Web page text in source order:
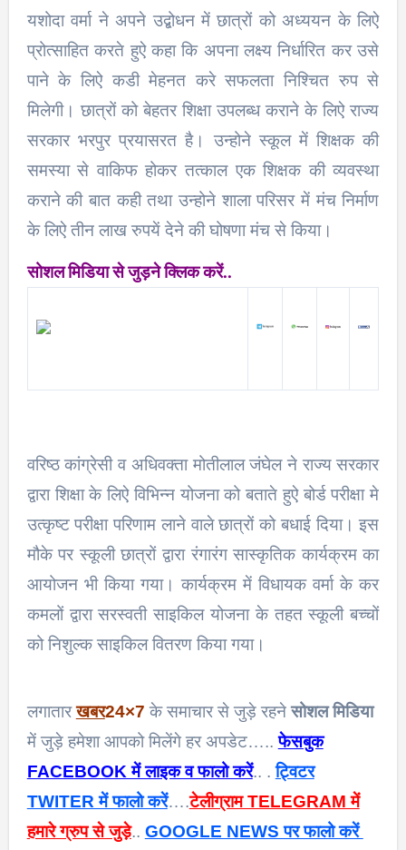
यशोदा वर्मा ने अपने उद्बोधन में छात्रों को अध्ययन के लिऐ
प्रोत्साहित करते हुऐ कहा कि अपना लक्ष्य निर्धारित कर उसे
पाने के लिऐ कडी मेहनत करे सफलता निश्चित रुप से
मिलेगी। छात्रों को बेहतर शिक्षा उपलब्ध कराने के लिऐ राज्य
सरकार भरपुर प्रयासरत है। उन्होने स्कूल में शिक्षक की
समस्या से वाकिफ होकर तत्काल एक शिक्षक की व्यवस्था
कराने की बात कही तथा उन्होने शाला परिसर में मंच निर्माण
के लिऐ तीन लाख रुपयें देने की घोषणा मंच से किया।
सोशल मिडिया से जुड़ने क्लिक करें..
वरिष्ठ कांग्रेसी व अधिवक्ता मोतीलाल जंघेल ने राज्य सरकार
द्वारा शिक्षा के लिऐ विभिन्न योजना को बताते हुऐ बोर्ड परीक्षा मे
उत्कृष्ट परीक्षा परिणाम लाने वाले छात्रों को बधाई दिया। इस
मौके पर स्कूली छात्रों द्वारा रंगारंग सास्कृतिक कार्यक्रम का
आयोजन भी किया गया। कार्यक्रम में विधायक वर्मा के कर
कमलों द्वारा सरस्वती साइकिल योजना के तहत स्कूली बच्चों
को निशुल्क साइकिल वितरण किया गया।
लगातारखबर24×7 के समाचार से जुड़े रहनेसोशल मिडिया
में जुड़े हमेशा आपको मिलेंगे हर अपडेट…..फेसबुक
FACEBOOK में लाइक व फालो करें.. .ट्विटर
TWITER में फालो करें….टेलीग्राम TELEGRAM में
हमारे ग्रुप से जुड़े.. GOOGLE NEWS पर फालो करें